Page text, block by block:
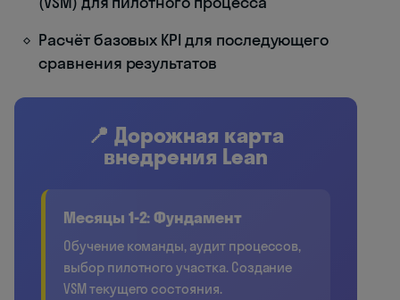
Расчёт базовых KPI для последующего
сравнения результатов
📍 Дорожная карта
внедрения Lean
Месяцы 1-2: Фундамент
Обучение команды, аудит процессов,
выбор пилотного участка. Создание
VSM текущего состояния.